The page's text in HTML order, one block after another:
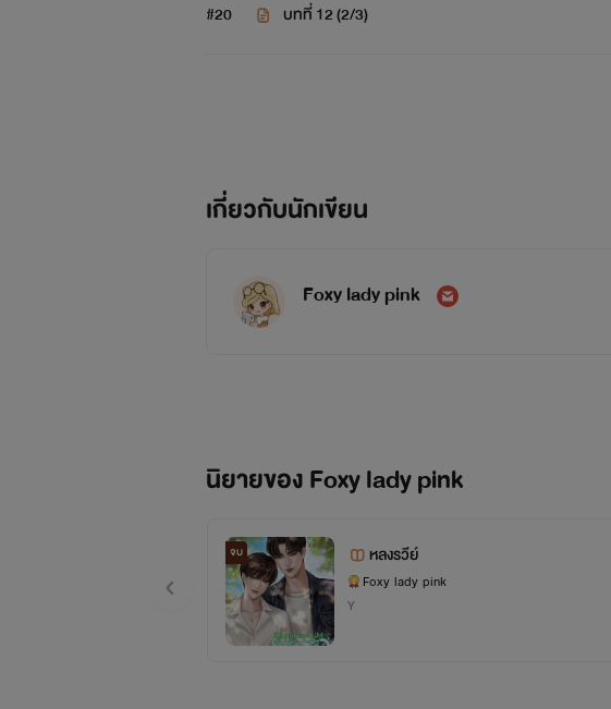
#20 บทที่ 12 (2/3)
เกี่ยวกับนักเขียน
Foxy lady pink
นิยายของ Foxy lady pink
จบ หลงรวีย์
Foxy lady pink
Y